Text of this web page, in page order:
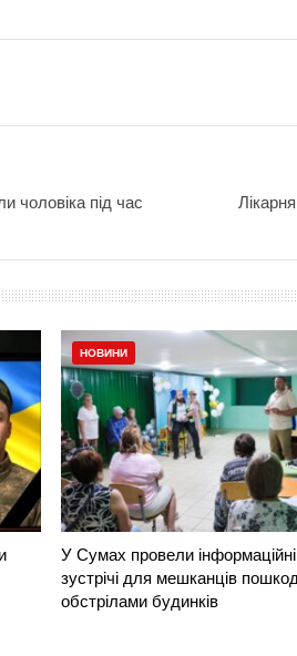
чоловіка під час
НОВИНИ
У Сумах провели інформаційні
зустрічі для мешканців
обстрілами будинків